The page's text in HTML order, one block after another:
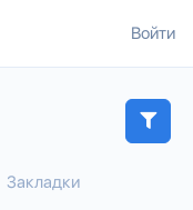
Войти
Закладки